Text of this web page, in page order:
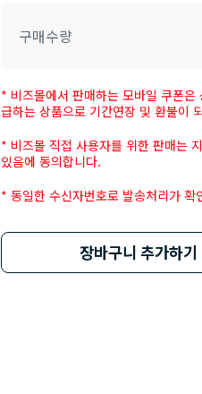
구매수량
* 비즈몰에서 판매하는 모바일 쿠폰
급하는 상품으로 기간연장 및 환불이
* 비즈몰 직접 사용자를 위한 판매는
있음에 동의합니다.
* 동일한 수신자번호로 발송처리가
장바구니 추가하기